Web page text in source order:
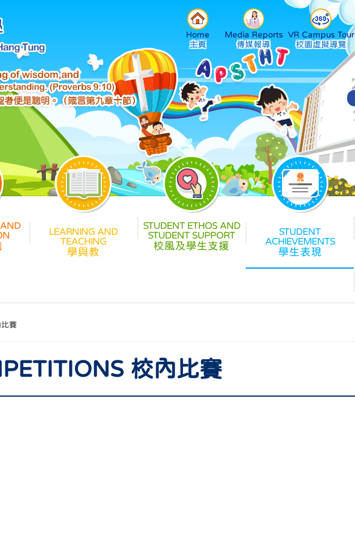
Home Media Reports VR Campus Tour
學與教
校風及學生支援
學生表現
賽
校內比賽